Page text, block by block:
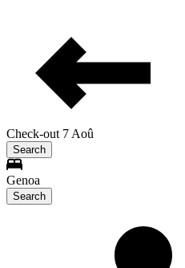
Check-out 7 Aoû
Search
Genoa
Search